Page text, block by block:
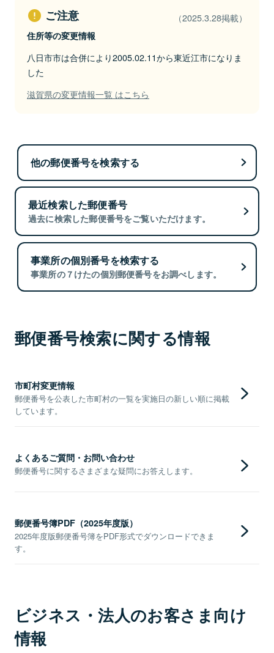
ご注意 （2025.3.28掲載）
住所等の変更情報
八日市市は合併により2005.02.11から東近江市になりま
した
滋賀県の変更情報一覧 はこちら
他の郵便番号を検索する
最近検索した郵便番号
過去に検索した郵便番号をご覧いただけます。
事業所の個別番号を検索する
事業所の７けたの個別郵便番号をお調べします。
郵便番号検索に関する情報
市町村変更情報
郵便番号を公表した市町村の一覧を実施日の新しい順に掲載
しています。
よくあるご質問・お問い合わせ
郵便番号に関するさまざまな疑問にお答えします。
郵便番号簿PDF（2025年度版）
2025年度版郵便番号簿をPDF形式でダウンロードできま
す。
ビジネス・法人のお客さま向け
情報